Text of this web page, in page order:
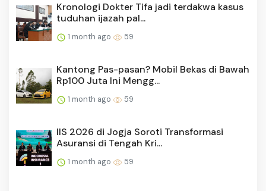
Kronologi Dokter Tifa jadi terdakwa kasus
tuduhan ijazah pal...
1 month ago 59
Kantong Pas-pasan? Mobil Bekas di Bawah
Rp100 Juta Ini Mengg...
1 month ago 59
IIS 2026 di Jogja Soroti Transformasi
Asuransi di Tengah Kri...
1 month ago 59